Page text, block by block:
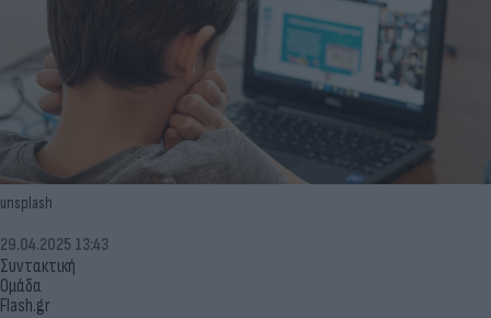
unsplash
Συντακτική
Ομάδα
Flash.gr
29.04.2025 13:43